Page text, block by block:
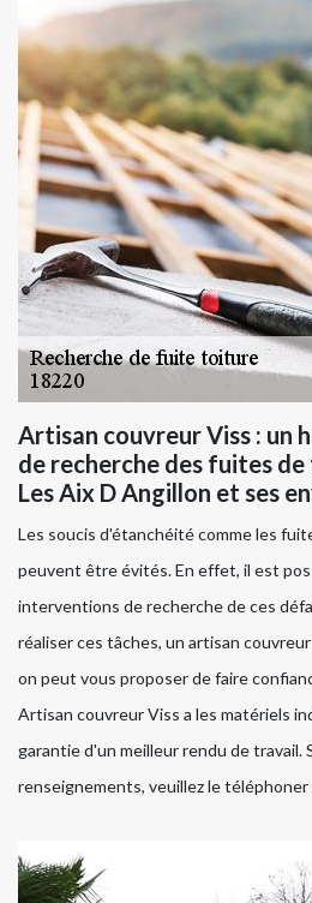
Artisan couvreur Viss : un
de recherche des fuites
Les Aix D Angillon et ses
Les soucis d'étanchéité comme les
peuvent être évités. En effet, il est
interventions de recherche de ces
réaliser ces tâches, un artisan
on peut vous proposer de faire
Artisan couvreur Viss a les matériels
garantie d'un meilleur rendu de travail.
renseignements, veuillez le